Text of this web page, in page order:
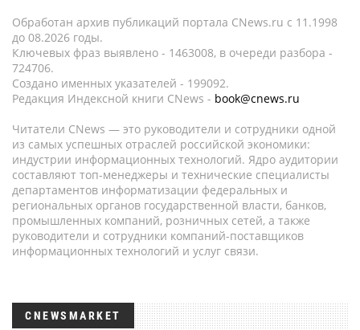
Обработан архив публикаций портала CNews.ru c 11.1998
до 08.2026 годы.
Ключевых фраз выявлено - 1463008, в очереди разбора -
724706.
Создано именных указателей - 199092.
Редакция Индексной книги CNews - book@cnews.ru
Читатели CNews — это руководители и сотрудники одной
из самых успешных отраслей российской экономики:
индустрии информационных технологий. Ядро аудитории
составляют топ-менеджеры и технические специалисты
департаментов информатизации федеральных и
региональных органов государственной власти, банков,
промышленных компаний, розничных сетей, а также
руководители и сотрудники компаний-поставщиков
информационных технологий и услуг связи.
CNEWSMARKET